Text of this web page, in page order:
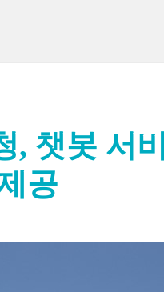
, 챗봇 서
공